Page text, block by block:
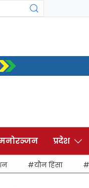
प्रदेश
यौन हिंसा